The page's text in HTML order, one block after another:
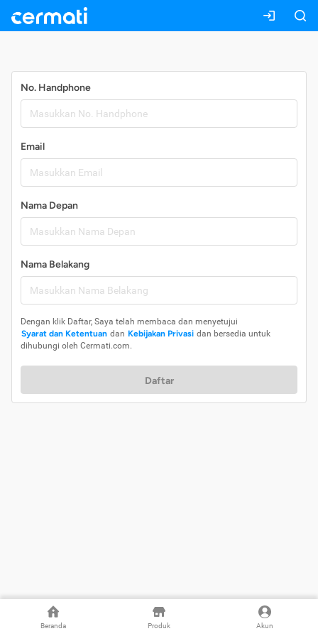
Beranda Produk Akun
No. Handphone
Email
Nama Depan
Nama Belakang
Dengan klik Daftar, Saya telah membaca dan menyetujui
Syarat dan Ketentuan dan Kebijakan Privasi dan bersedia untuk
dihubungi oleh Cermati.com.
Daftar